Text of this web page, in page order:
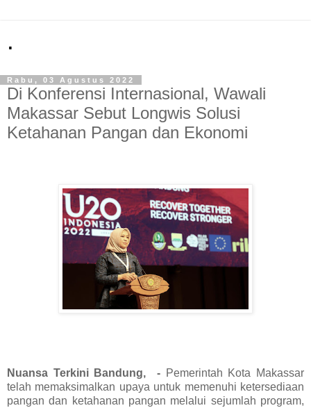
.
Rabu, 03 Agustus 2022
Di Konferensi Internasional, Wawali
Makassar Sebut Longwis Solusi
Ketahanan Pangan dan Ekonomi
Nuansa Terkini Bandung, - Pemerintah Kota Makassar
telah memaksimalkan upaya untuk memenuhi ketersediaan
pangan dan ketahanan pangan melalui sejumlah program,